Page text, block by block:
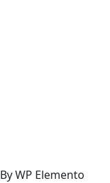
By WP Elemento